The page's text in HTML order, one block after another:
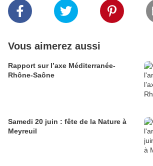
Vous aimerez aussi
Rapport sur l’axe Méditerranée-
Rhône-Saône
Samedi 20 juin : fête de la Nature à
Meyreuil